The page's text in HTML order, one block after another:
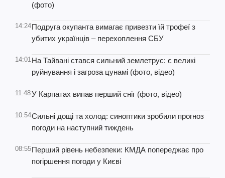
(фото)
14:24Подруга окупанта вимагає привезти їй трофеї з
убитих українців – перехоплення СБУ
14:01На Тайвані стався сильний землетрус: є великі
руйнування і загроза цунамі (фото, відео)
11:48У Карпатах випав перший сніг (фото, відео)
10:54Сильні дощі та холод: синоптики зробили прогноз
погоди на наступний тиждень
08:55Перший рівень небезпеки: КМДА попереджає про
погіршення погоди у Києві